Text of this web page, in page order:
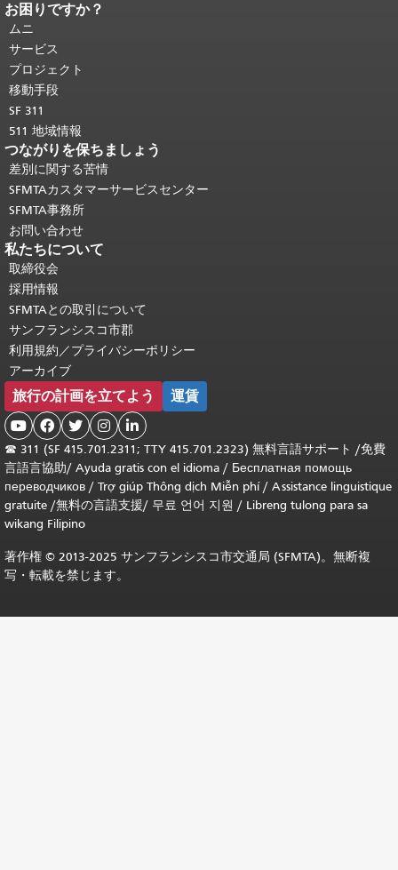
ページコンテンツの終わり。
ジの残りの部分はすべてのページで繰
り返されます。
頭に戻る。
お困りですか？
ムニ
サービス
プロジェクト
移動手段
SF 311
511 地域情報
つながりを保ちましょう
差別に関する苦情
SFMTAカスタマーサービスセンター
SFMTA事務所
お問い合わせ
私たちについて
取締役会
採用情報
SFMTAとの取引について
サンフランシスコ市郡
利用規約／プライバシーポリシー
アーカイブ
旅行の計画を立てよう 運賃
    
☎ 311 (SF 415.701.2311; TTY 415.701.2323) 無料言語サポート /免費
言語言協助/ Ayuda gratis con el idioma / Бесплатная помощь
переводчиков / Trợ giúp Thông dịch Miễn phí/ Assistance linguistique
gratuite /無料の言語支援/ 무료 언어 지원 / Libreng tulong para sa
wikang Filipino
著作権 © 2013-2025 サンフランシスコ市交通局 (SFMTA)。無断複
写・転載を禁じます。